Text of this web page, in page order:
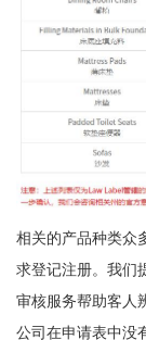
相关的产品种类众
求登记注册。我们
审核服务帮助客人
公司在申请表中没